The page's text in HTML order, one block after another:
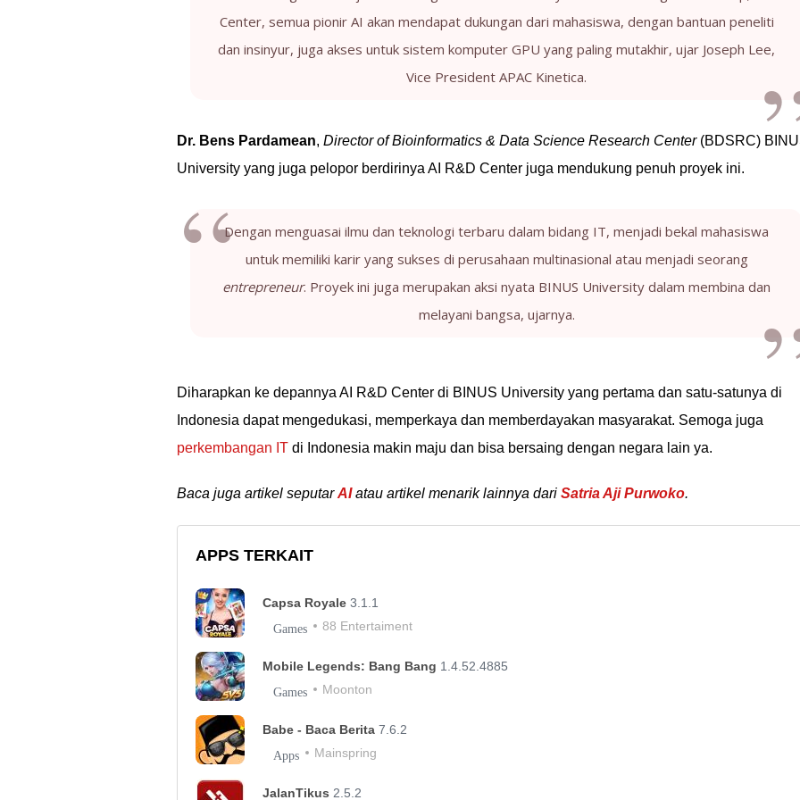
Center, semua pionir AI akan mendapat dukungan dari mahasiswa, dengan bantuan peneliti
dan insinyur, juga akses untuk sistem komputer GPU yang paling mutakhir, ujar Joseph Lee,
Vice President APAC Kinetica.
Dr. Bens Pardamean, Director of Bioinformatics & Data Science Research Center(BDSRC)
University yang juga pelopor berdirinya AI R&D Center juga mendukung penuh proyek ini.
Dengan menguasai ilmu dan teknologi terbaru dalam bidang IT, menjadi bekal mahasiswa
untuk memiliki karir yang sukses di perusahaan multinasional atau menjadi seorang
entrepreneur. Proyek ini juga merupakan aksi nyata BINUS University dalam membina dan
melayani bangsa, ujarnya.
Diharapkan ke depannya AI R&D Center di BINUS University yang pertama dan satu-satunya di
Indonesia dapat mengedukasi, memperkaya dan memberdayakan masyarakat. Semoga juga
perkembangan IT di Indonesia makin maju dan bisa bersaing dengan negara lain ya.
Baca juga artikel seputarAIatau artikel menarik lainnya dari Satria Aji Purwoko.
APPS TERKAIT
Capsa Royale 3.1.1
Games 88 Entertaiment
Mobile Legends: Bang Bang 1.4.52.4885
Games Moonton
Babe - Baca Berita 7.6.2
Apps Mainspring
JalanTikus 2.5.2